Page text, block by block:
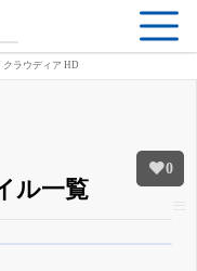
クラウディア HD
0
ル一覧